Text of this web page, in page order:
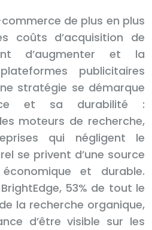
de plus en plus
coûts d’acquisition de
d’augmenter et la
publicitaires
stratégie se démarque
et sa durabilité :
moteurs de recherche,
qui négligent le
se privent d’une source
et durable.
53% de tout le
la recherche organique,
d’être visible sur les